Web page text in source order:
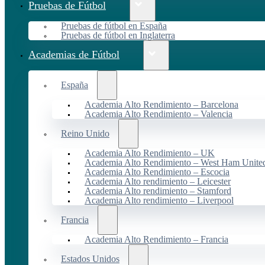
Pruebas de Fútbol
Pruebas de fútbol en España
Pruebas de fútbol en Inglaterra
Academias de Fútbol
España
Academia Alto Rendimiento – Barcelona
Academia Alto Rendimiento – Valencia
Reino Unido
Academia Alto Rendimiento – UK
Academia Alto Rendimiento – West Ham
Academia Alto Rendimiento – Escocia
Academia Alto rendimiento – Leicester
Academia Alto rendimiento – Stamford
Academia Alto rendimiento – Liverpool
Francia
Academia Alto Rendimiento – Francia
Estados Unidos